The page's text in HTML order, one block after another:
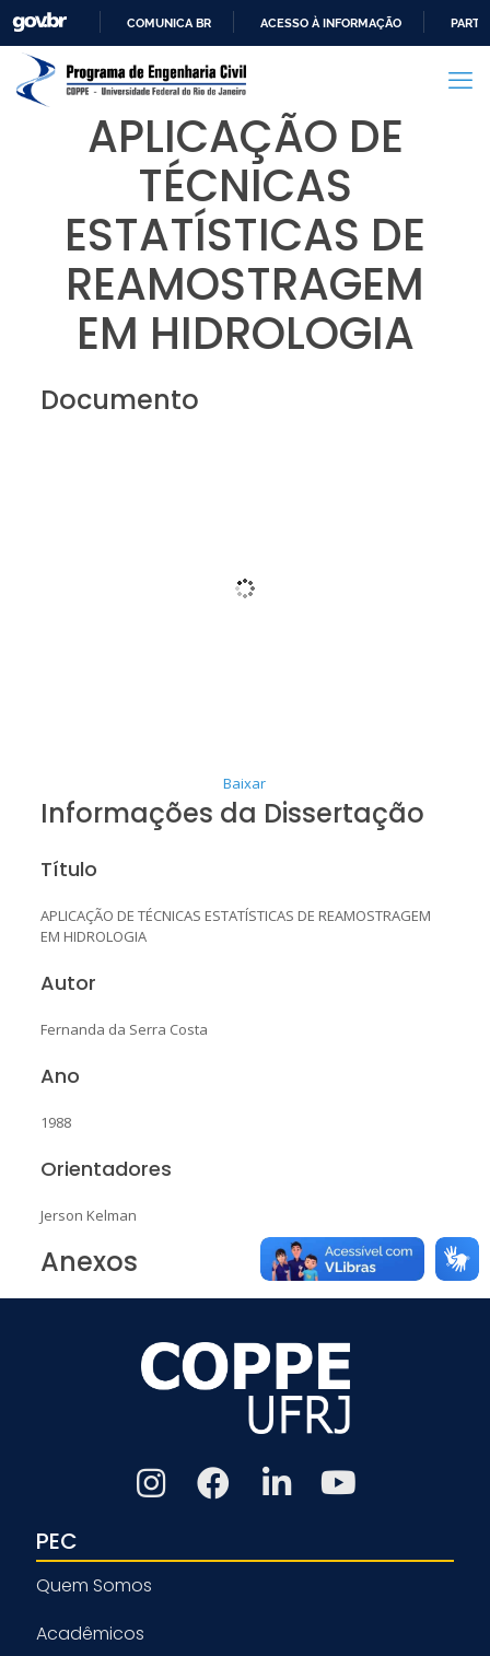
PARA
CONTEÚDO
COMUNICA BR ACESSO À INFORMAÇÃO
APLICAÇÃO DE
TÉCNICAS
ESTATÍSTICAS DE
REAMOSTRAGEM
EM HIDROLOGIA
Documento
Baixar
Informações da Dissertação
Título
APLICAÇÃO DE TÉCNICAS ESTATÍSTICAS DE REAMOSTRAGEM
EM HIDROLOGIA
Autor
Fernanda da Serra Costa
Ano
1988
Orientadores
Jerson Kelman
Anexos
PEC
Quem Somos
Acadêmicos